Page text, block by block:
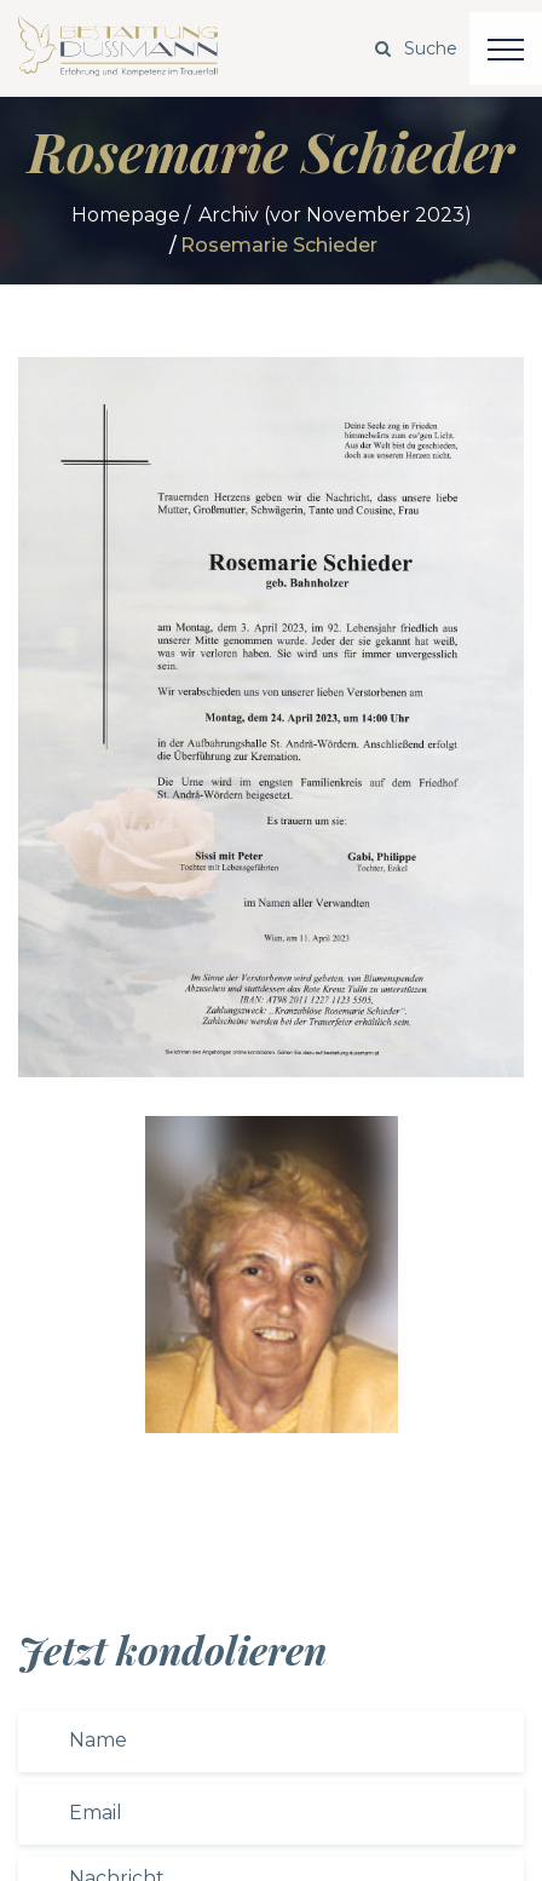
Rosemarie Schieder
Homepage
Archiv (vor November 2023)
Rosemarie Schieder
Jetzt kondolieren